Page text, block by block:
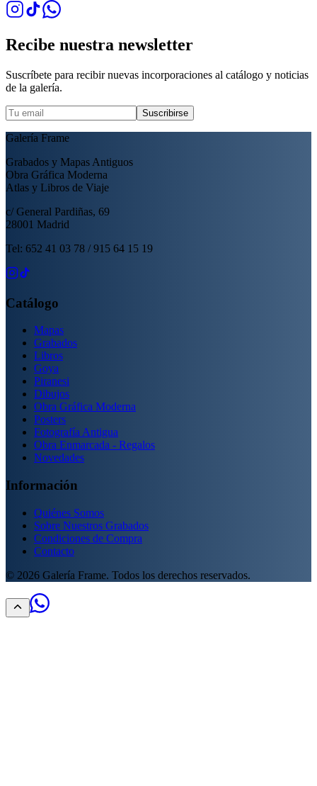
Recibe nuestra newsletter
Suscríbete para recibir nuevas incorporaciones al catálogo y noticias
de la galería.
Suscribirse
Galería Frame
Grabados y Mapas Antiguos
Obra Gráfica Moderna
Atlas y Libros de Viaje
c/ General Pardiñas, 69
28001 Madrid
Tel: 652 41 03 78 / 915 64 15 19
Catálogo
Mapas
Grabados
Libros
Goya
Piranesi
Dibujos
Obra Gráfica Moderna
Posters
Fotografía Antigua
Obra Enmarcada - Regalos
Novedades
Información
Quiénes Somos
Sobre Nuestros Grabados
Condiciones de Compra
Contacto
© 2026 Galería Frame. Todos los derechos reservados.